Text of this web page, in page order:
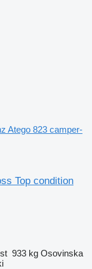
Atego 823 camper-
Top condition
933 kg Osovinska